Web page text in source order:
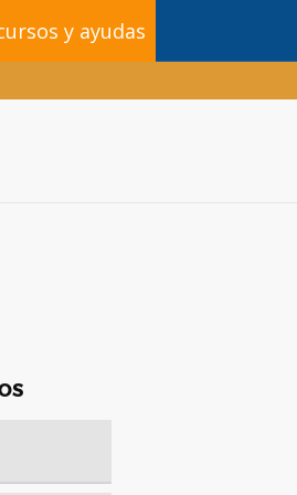
y ayudas